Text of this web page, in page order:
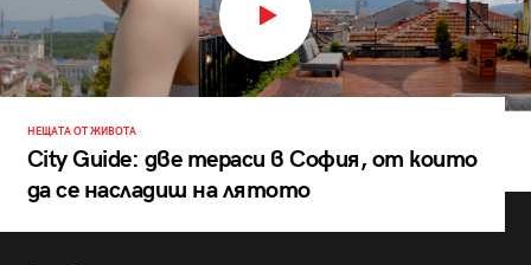
НЕЩАТА ОТ ЖИВОТА
City Guide: две тераси в София, от които
да се насладиш на лятото